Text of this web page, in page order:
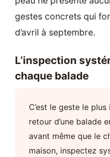
gestes concrets qui
d’avril à septembre.
L’inspection
chaque balade
C’est le geste le
retour d’une balade
avant même que le
maison, inspectez